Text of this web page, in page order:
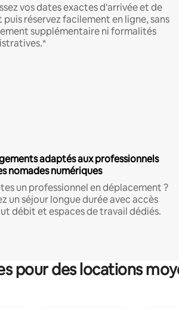
vos dates exactes d'arrivée et de
réservez facilement en ligne, sans
supplémentaire ni formalités
adaptés aux professionnels
nomades numériques
un professionnel en déplacement ?
un séjour longue durée avec accès
débit et espaces de travail dédiés.
pour des locations